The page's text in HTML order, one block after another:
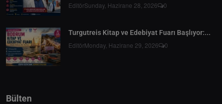
EditörSunday, Hazirane 28, 2026 0
Turgutreis Kitap ve Edebiyat Fuarı Başlıyor:...
EditörMonday, Hazirane 29, 2026 0
Bülten